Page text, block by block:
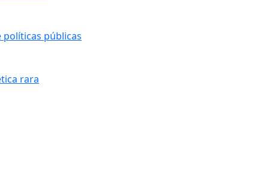
políticas públicas
rara